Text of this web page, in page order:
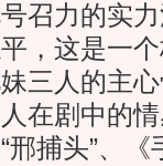
召力的实
，这是一
三人的主
在剧中的
捕头”、《